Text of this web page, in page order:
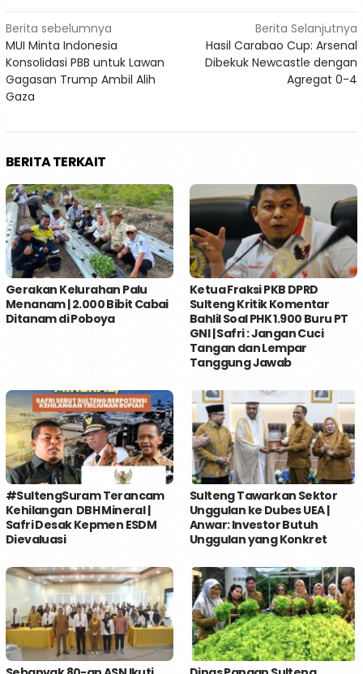
Navigasi
pos
Berita sebelumnya
MUI Minta Indonesia
Konsolidasi PBB untuk Lawan
Gagasan Trump Ambil Alih
Gaza
Berita Selanjutnya
Hasil Carabao Cup: Arsenal
Dibekuk Newcastle dengan
Agregat 0-4
BERITA TERKAIT
Gerakan Kelurahan Palu
Menanam | 2.000 Bibit Cabai
Ditanam di Poboya
Ketua Fraksi PKB DPRD
Sulteng Kritik Komentar
Bahlil Soal PHK 1.900 Buru PT
GNI | Safri : Jangan Cuci
Tangan dan Lempar
Tanggung Jawab
#SultengSuram Terancam
Kehilangan DBH Mineral |
Safri Desak Kepmen ESDM
Dievaluasi
Sulteng Tawarkan Sektor
Unggulan ke Dubes UEA |
Anwar: Investor Butuh
Unggulan yang Konkret